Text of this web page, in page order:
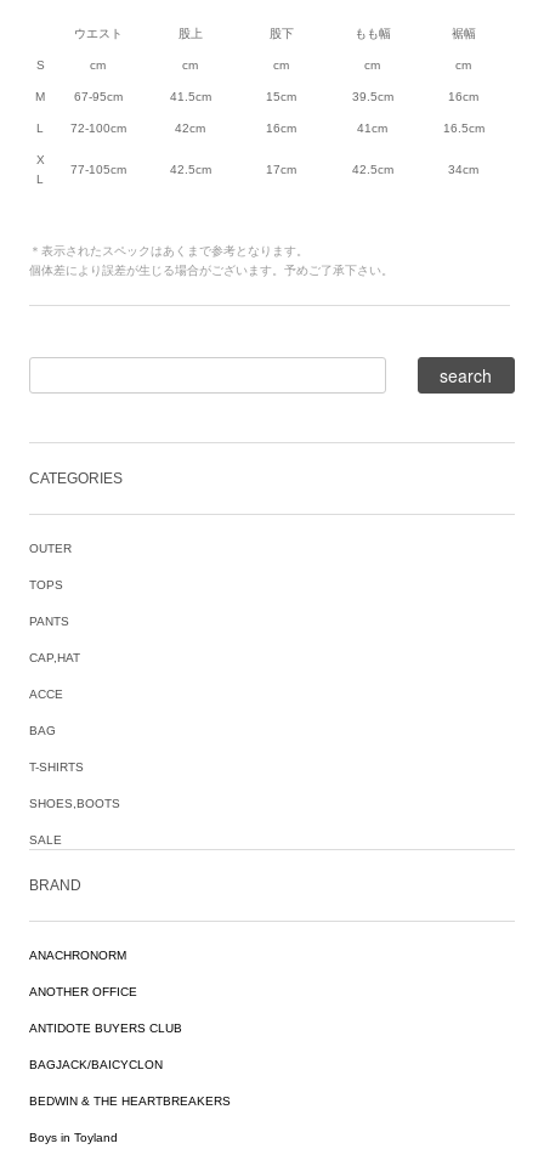
ウエスト 股上 股下 もも幅 裾幅
S cm cm cm cm cm
M 67-95cm 41.5cm 15cm 39.5cm 16cm
L 72-100cm 42cm 16cm 41cm 16.5cm
X
L
77-105cm 42.5cm 17cm 42.5cm 34cm
＊表示されたスペックはあくまで参考となります。
個体差により誤差が生じる場合がございます。予めご了承下さい。
CATEGORIES
OUTER
TOPS
PANTS
CAP,HAT
ACCE
BAG
T-SHIRTS
SHOES,BOOTS
SALE
BRAND
ANACHRONORM
ANOTHER OFFICE
ANTIDOTE BUYERS CLUB
BAGJACK/BAICYCLON
BEDWIN & THE HEARTBREAKERS
Boys in Toyland